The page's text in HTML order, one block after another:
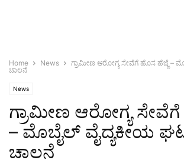
Home News
ಗ್ರಾಮೀಣ ಆರೋಗ್ಯ ಸೇವೆಗೆ ಹೊಸ ಹೆಜ್ಜೆ –
ಚಾಲನೆ
News
ಗ್ರಾಮೀಣ ಆರೋಗ್ಯ
– ಮೊಬೈಲ್ ವೈದ್ಯಕೀಯ
ಚಾಲನೆ